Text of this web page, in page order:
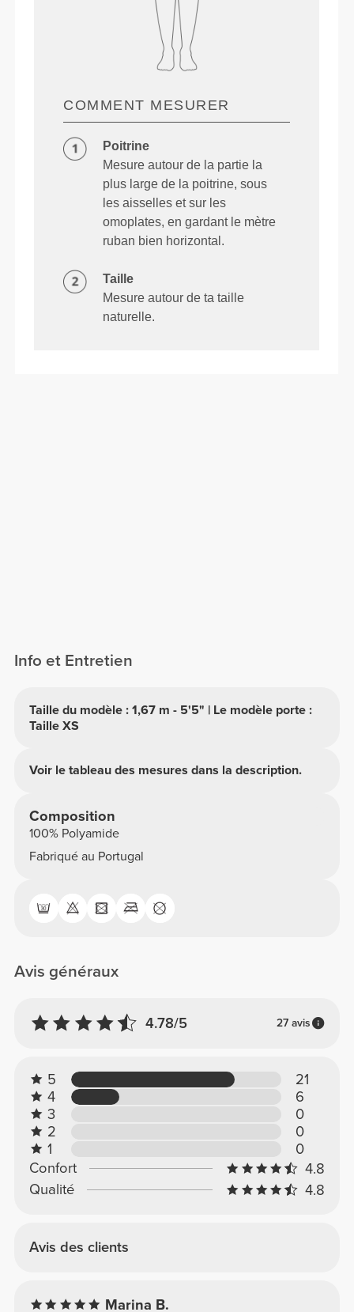
COMMENT MESURER
Poitrine
Mesure autour de la partie la
plus large de la poitrine, sous
les aisselles et sur les
omoplates, en gardant le mètre
ruban bien horizontal.
Taille
Mesure autour de ta taille
naturelle.
Info et Entretien
Taille du modèle : 1,67 m - 5'5" | Le modèle porte :
Taille XS
Voir le tableau des mesures dans la description.
Composition
100% Polyamide
Fabriqué au Portugal
Avis généraux
4.78/5 27 avis
5
21
4
6
3
0
2
0
1
0
Confort
4.8
Qualité
4.8
Avis des clients
Marina B.